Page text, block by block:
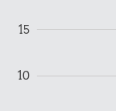
0,67 kr.
10
15